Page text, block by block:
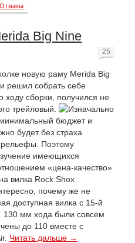
Отзывы
Big Nine
новую раму Merida Big
решил собрать себе
сборки, получился не
трейловый.
Изначально
минимальный бюджет и
будет без страха
рельефы. Поэтому
имеющихся
«цена-качество»
вилка Rock Shox
почему же не
доступная вилка с 15-й
130 мм хода были совсем
до 110 вместе с
Читать дальше →
25